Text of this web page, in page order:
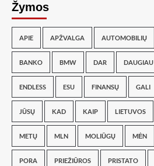
Žymos
APIE APŽVALGA AUTOMOBILIŲ
BANKO BMW DAR DAUGIAU
ENDLESS ESU FINANSŲ GALI
JŪSŲ KAD KAIP LIETUVOS
METŲ MLN MOLIŪGŲ MĖN
PORA PRIEŽIŪROS PRISTATO